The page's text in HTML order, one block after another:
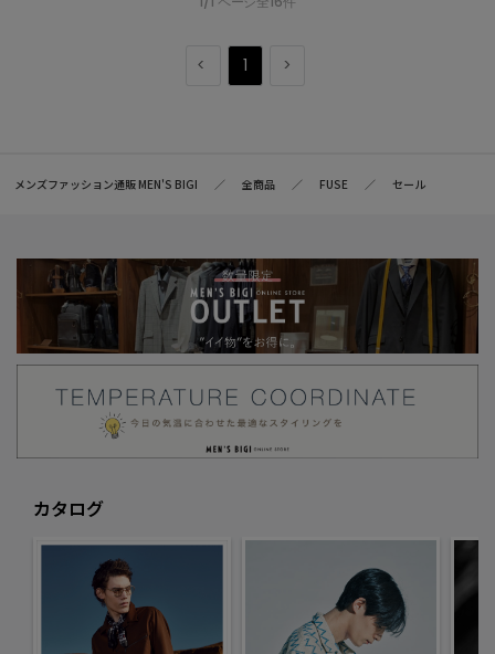
1
メンズファッション通販 MEN'S BIGI 全商品 FUSE セール
カタログ